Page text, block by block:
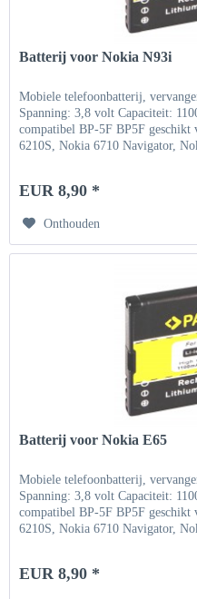
Batterij voor Nokia N93i
Mobiele telefoonbatterij,
Spanning: 3,8 volt Capaciteit:
compatibel BP-5F BP5F
6210S, Nokia 6710 Navigator,
EUR 8,90 *
Onthouden
Batterij voor Nokia E65
Mobiele telefoonbatterij,
Spanning: 3,8 volt Capaciteit:
compatibel BP-5F BP5F
6210S, Nokia 6710 Navigator,
EUR 8,90 *